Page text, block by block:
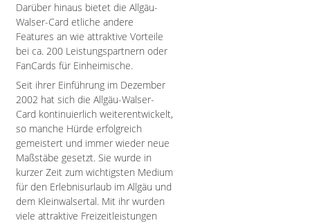
Darüber hinaus bietet die Allgäu-
Walser-Card etliche andere
Features an wie attraktive Vorteile
bei ca. 200 Leistungspartnern oder
FanCards für Einheimische.
Seit ihrer Einführung im Dezember
2002 hat sich die Allgäu-Walser-
Card kontinuierlich weiterentwickelt,
so manche Hürde erfolgreich
gemeistert und immer wieder neue
Maßstäbe gesetzt. Sie wurde in
kurzer Zeit zum wichtigsten Medium
für den Erlebnisurlaub im Allgäu und
dem Kleinwalsertal. Mit ihr wurden
viele attraktive Freizeitleistungen